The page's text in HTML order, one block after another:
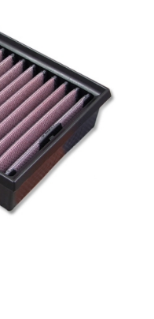
TRIUMPH